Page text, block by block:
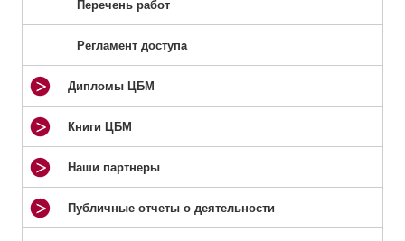
Перечень работ
Регламент доступа
Дипломы ЦБМ
Книги ЦБМ
Наши партнеры
Публичные отчеты о деятельности